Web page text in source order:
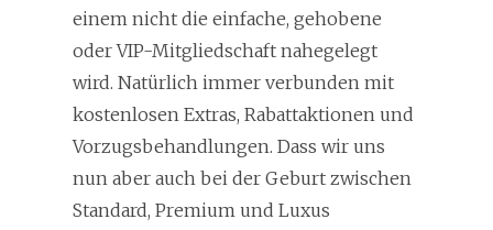
einem nicht die einfache, gehobene
oder VIP-Mitgliedschaft nahegelegt
wird. Natürlich immer verbunden mit
kostenlosen Extras, Rabattaktionen und
Vorzugsbehandlungen. Dass wir uns
nun aber auch bei der Geburt zwischen
Standard, Premium und Luxus